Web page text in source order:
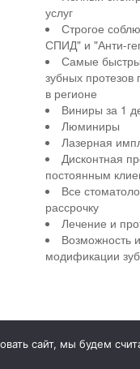
услуг
Строгое
СПИД" и "Анти-
Самые
зубных
в регионе
Виниры за 1
Люминиры
Лазерная
Дисконтная
постоянным
Все
рассрочку
Лечение и
Возможность
модификации
Детская и
сайт, мы будем